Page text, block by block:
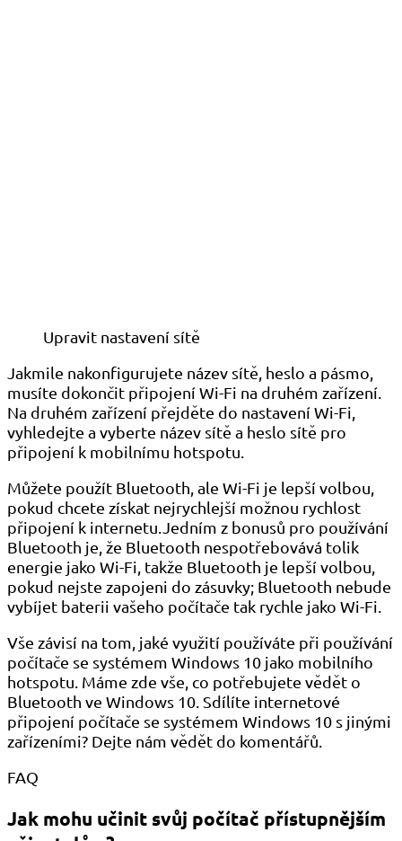
Upravit nastavení sítě
Jakmile nakonfigurujete název sítě, heslo a pásmo,
musíte dokončit připojení Wi-Fi na druhém zařízení.
Na druhém zařízení přejděte do nastavení Wi-Fi,
vyhledejte a vyberte název sítě a heslo sítě pro
připojení k mobilnímu hotspotu.
Můžete použít Bluetooth, ale Wi-Fi je lepší volbou,
pokud chcete získat nejrychlejší možnou rychlost
připojení k internetu.Jedním z bonusů pro používání
Bluetooth je, že Bluetooth nespotřebovává tolik
energie jako Wi-Fi, takže Bluetooth je lepší volbou,
pokud nejste zapojeni do zásuvky; Bluetooth nebude
vybíjet baterii vašeho počítače tak rychle jako Wi-Fi.
Vše závisí na tom, jaké využití používáte při používání
počítače se systémem Windows 10 jako mobilního
hotspotu. Máme zde vše, co potřebujete vědět o
Bluetooth ve Windows 10. Sdílíte internetové
připojení počítače se systémem Windows 10 s jinými
zařízeními? Dejte nám vědět do komentářů.
FAQ
Jak mohu učinit svůj počítač přístupnějším